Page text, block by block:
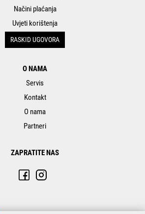
Načini plaćanja
Uvjeti korištenja
RASKID UGOVORA
O NAMA
Servis
Kontakt
O nama
Partneri
ZAPRATITE NAS